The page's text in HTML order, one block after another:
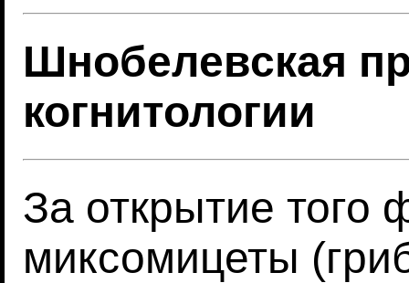
Шнобелевская
когнитологии
За открытие того
миксомицеты